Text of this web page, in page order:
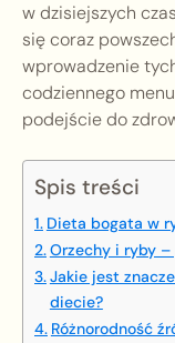
w dzisiejszych
się coraz
wprowadzenie
codziennego
podejście do
Spis treści
Dieta bogata w
Orzechy i ryby –
Jakie jest
diecie?
Różnorodność